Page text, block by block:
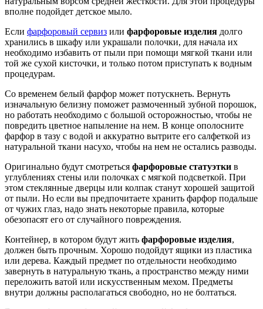
вполне подойдет детское мыло.
Если фарфоровый сервиз или фарфоровые изделия долго
хранились в шкафу или украшали полочки, для начала их
необходимо избавить от пыли при помощи мягкой ткани или
той же сухой кисточки, и только потом приступать к водным
процедурам.
Со временем белый фарфор может потускнеть. Вернуть
изначальную белизну поможет размоченный зубной порошок,
но работать необходимо с большой осторожностью, чтобы не
повредить цветное напыление на нем. В конце ополосните
фарфор в тазу с водой и аккуратно вытрите его салфеткой из
натуральной ткани насухо, чтобы на нем не остались разводы.
Оригинально будут смотреться фарфоровые статуэтки в
углублениях стены или полочках с мягкой подсветкой. При
этом стеклянные дверцы или колпак станут хорошей защитой
от пыли. Но если вы предпочитаете хранить фарфор подальше
от чужих глаз, надо знать некоторые правила, которые
обезопасят его от случайного повреждения.
Контейнер, в котором будут жить фарфоровые изделия,
должен быть прочным. Хорошо подойдут ящики из пластика
или дерева. Каждый предмет по отдельности необходимо
завернуть в натуральную ткань, а пространство между ними
переложить ватой или искусственным мехом. Предметы
внутри должны располагаться свободно, но не болтаться.